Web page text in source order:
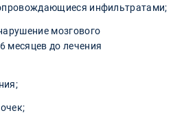
инфильтратами;
мозгового
месяцев до лечения